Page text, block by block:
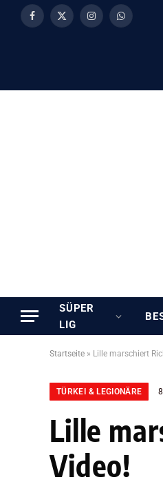
Facebook
X
InstagramWhatsApp
SÜPER
LIG
Startseite » Lille marschiert
TÜRKEI & LEGIONÄRE
Lille
Video!